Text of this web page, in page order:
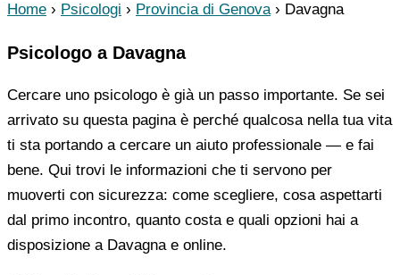
Home › Psicologi › Provincia di Genova › Davagna
Psicologo a Davagna
Cercare uno psicologo è già un passo importante. Se sei
arrivato su questa pagina è perché qualcosa nella tua vita
ti sta portando a cercare un aiuto professionale — e fai
bene. Qui trovi le informazioni che ti servono per
muoverti con sicurezza: come scegliere, cosa aspettarti
dal primo incontro, quanto costa e quali opzioni hai a
disposizione a Davagna e online.